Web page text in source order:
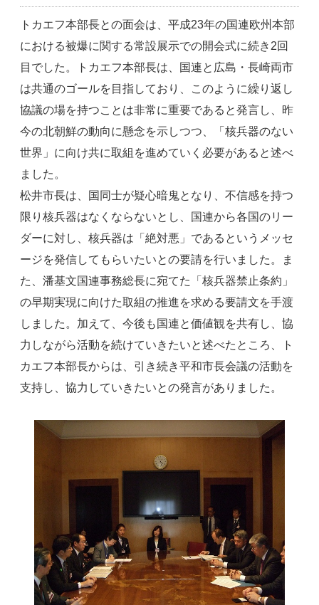
トカエフ本部長との面会は、平成23年の国連欧州本部
における被爆に関する常設展示での開会式に続き2回
目でした。トカエフ本部長は、国連と広島・長崎両市
は共通のゴールを目指しており、このように繰り返し
協議の場を持つことは非常に重要であると発言し、昨
今の北朝鮮の動向に懸念を示しつつ、「核兵器のない
世界」に向け共に取組を進めていく必要があると述べ
ました。
松井市長は、国同士が疑心暗鬼となり、不信感を持つ
限り核兵器はなくならないとし、国連から各国のリー
ダーに対し、核兵器は「絶対悪」であるというメッセ
ージを発信してもらいたいとの要請を行いました。ま
た、潘基文国連事務総長に宛てた「核兵器禁止条約」
の早期実現に向けた取組の推進を求める要請文を手渡
しました。加えて、今後も国連と価値観を共有し、協
力しながら活動を続けていきたいと述べたところ、ト
カエフ本部長からは、引き続き平和市長会議の活動を
支持し、協力していきたいとの発言がありました。